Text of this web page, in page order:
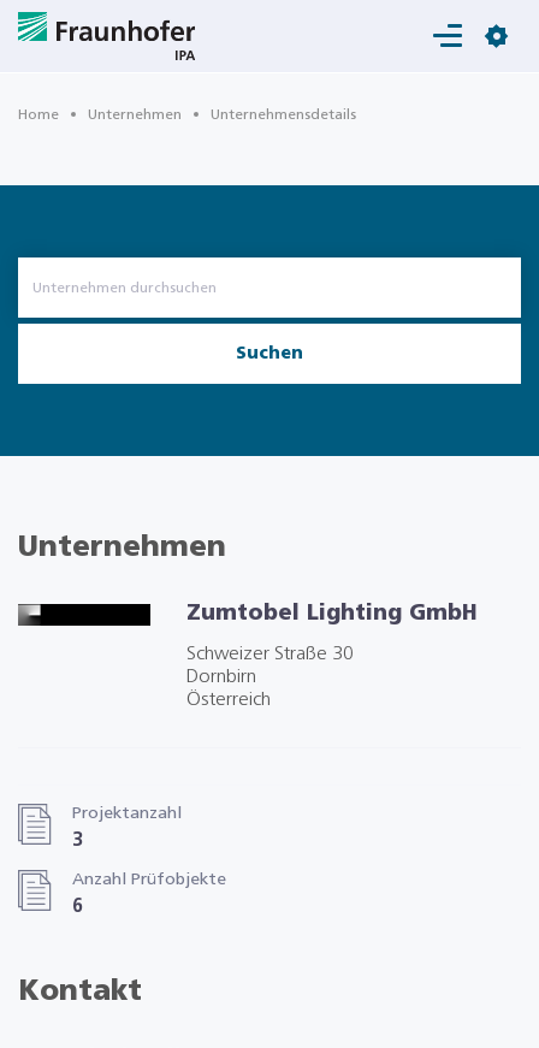
Login
Home Unternehmen Unternehmensdetails
Suchen
Unternehmen
Zumtobel Lighting GmbH
Schweizer Straße 30
Dornbirn
Österreich
Projektanzahl
3
Anzahl Prüfobjekte
6
Kontakt